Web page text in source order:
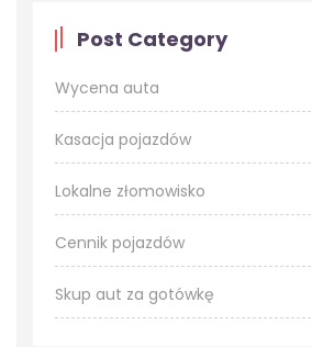
Post Category
Wycena auta
Kasacja pojazdów
Lokalne złomowisko
Cennik pojazdów
Skup aut za gotówkę